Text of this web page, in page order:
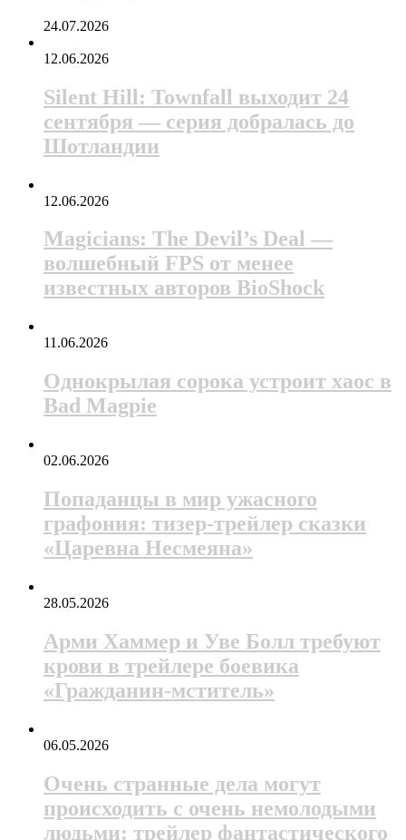
24.07.2026
12.06.2026
Silent Hill: Townfall выходит 24
сентября — серия добралась до
Шотландии
12.06.2026
Magicians: The Devil’s Deal —
волшебный FPS от менее
известных авторов BioShock
11.06.2026
Однокрылая сорока устроит хаос в
Bad Magpie
02.06.2026
Попаданцы в мир ужасного
графония: тизер-трейлер сказки
«Царевна Несмеяна»
28.05.2026
Арми Хаммер и Уве Болл требуют
крови в трейлере боевика
«Гражданин-мститель»
06.05.2026
Очень странные дела могут
происходить с очень немолодыми
людьми: трейлер фантастического